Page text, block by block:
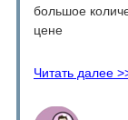
большое
цене
Читать далее